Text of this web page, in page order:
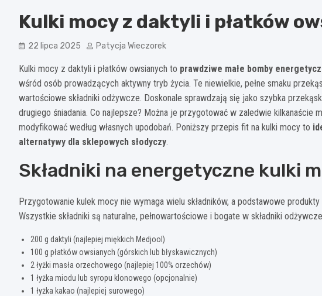
Kulki mocy z daktyli i płatków
22 lipca 2025 Patycja Wieczorek
Kulki mocy z daktyli i płatków owsianych to prawdziwe małe bomby
wśród osób prowadzących aktywny tryb życia. Te niewielkie, pełne smaku
wartościowe składniki odżywcze. Doskonale sprawdzają się jako szybka
drugiego śniadania. Co najlepsze? Można je przygotować w zaledwie kilkanaście
modyfikować według własnych upodobań. Poniższy przepis fit na kulki mocy to
alternatywy dla sklepowych słodyczy.
Składniki na energetyczne kulki
Przygotowanie kulek mocy nie wymaga wielu składników, a podstawowe
Wszystkie składniki są naturalne, pełnowartościowe i bogate w składniki
200 g daktyli (najlepiej miękkich Medjool)
100 g płatków owsianych (górskich lub błyskawicznych)
2 łyżki masła orzechowego (najlepiej 100% orzechów)
1 łyżka miodu lub syropu klonowego (opcjonalnie)
1 łyżka kakao (najlepiej surowego)